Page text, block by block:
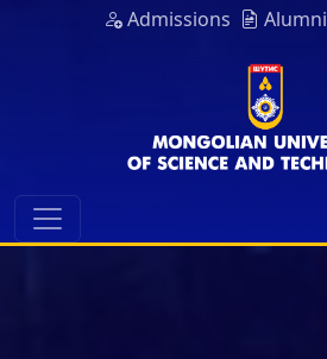
Admissions Alumni